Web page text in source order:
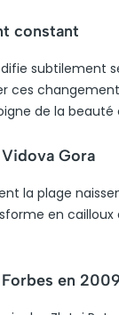
constant
subtilement
ces
de la
Gora
la plage
en
en